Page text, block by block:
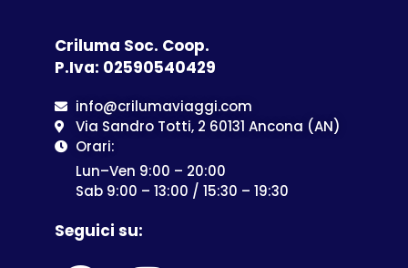
Criluma Soc. Coop.
P.Iva: 02590540429
info@crilumaviaggi.com
Via Sandro Totti, 2 60131 Ancona (AN)
Orari:
Lun–Ven 9:00 – 20:00
Sab 9:00 – 13:00 / 15:30 – 19:30
Seguici su: